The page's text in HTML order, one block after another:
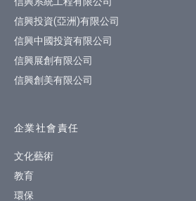
信興投資(亞洲)有限公司
信興中國投資有限公司
信興展創有限公司
信興創美有限公司
企業社會責任
文化藝術
教育
環保